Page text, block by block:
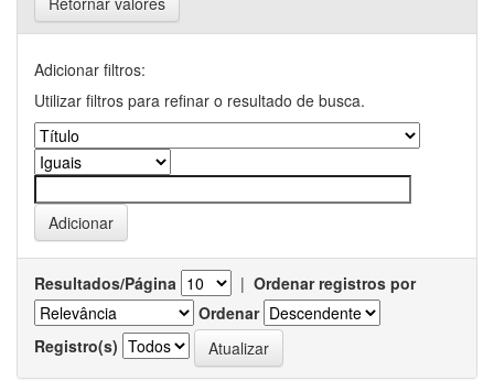
Adicionar filtros:
Utilizar filtros para refinar o resultado de busca.
Resultados/Página | Ordenar registros por
Ordenar
Registro(s)